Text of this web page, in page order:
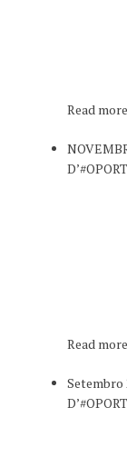
Read
Read
Setembro